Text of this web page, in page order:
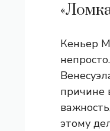
Кеньер
непросто.
причине
этому